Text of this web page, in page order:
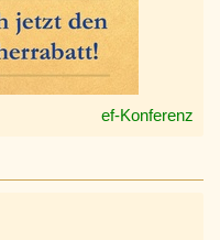
ef-Konferenz